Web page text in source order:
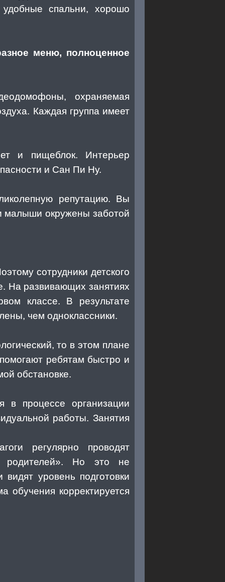
спальни, хорошо
меню, полноценное
охраняемая
Каждая группа имеет
и пищеблок. Интерьер
и Сан Пи Ну.
репутацию. Вы
малыши окружены заботой
сотрудники детского
На развивающих занятиях
классе. В результате
чем одноклассники.
то в этом плане
ребятам быстро и
обстановке.
в процессе организации
работы. Занятия
регулярно проводят
родителей». Но это не
уровень подготовки
обучения корректируется